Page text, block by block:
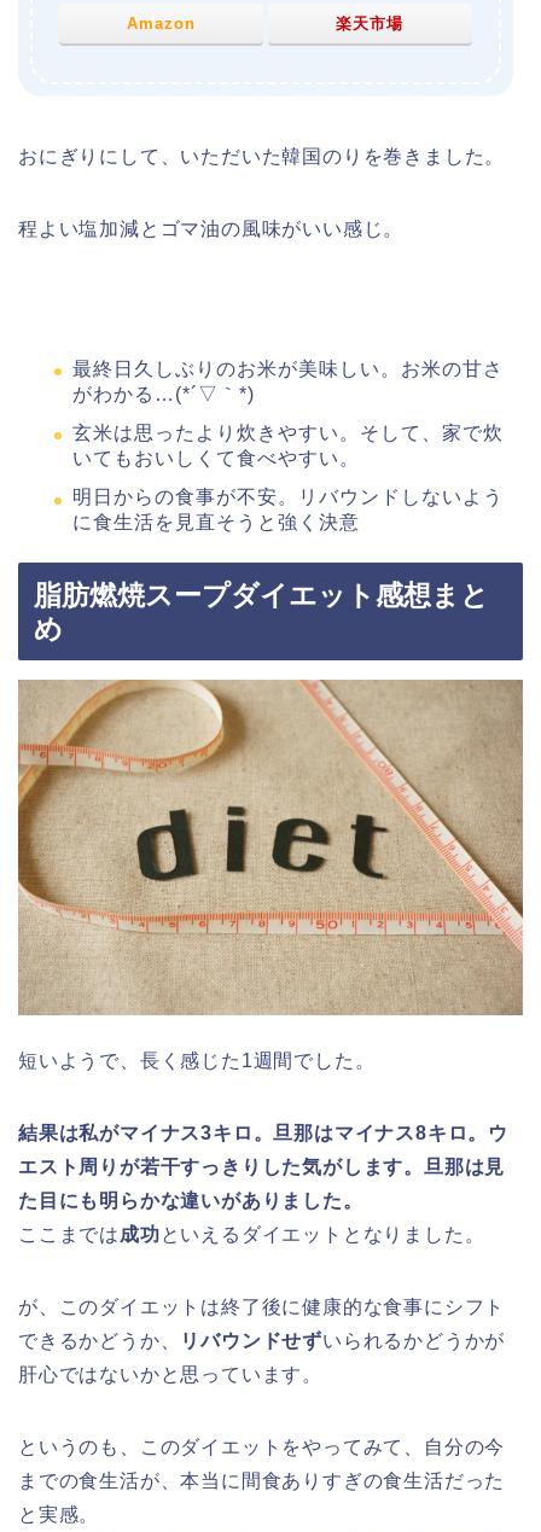
Amazon 楽天市場
おにぎりにして、いただいた韓国のりを巻きました。
程よい塩加減とゴマ油の風味がいい感じ。
最終日 久しぶりのお米が美味しい。お米の甘さ
がわかる…(*´▽｀*)
玄米は思ったより炊きやすい。そして、家で炊
いてもおいしくて食べやすい。
明日からの食事が不安。リバウンドしないよう
に食生活を見直そうと強く決意
脂肪燃焼スープダイエット感想まと
め
短いようで、長く感じた1週間でした。
結果は私がマイナス3キロ。旦那はマイナス8キロ。ウ
エスト周りが若干すっきりした気がします。旦那は見
た目にも明らかな違いがありました。
ここまでは成功といえるダイエットとなりました。
が、このダイエットは終了後に健康的な食事にシフト
できるかどうか、
リバウンドせずいられるかどうかが
肝心ではないかと思っています。
というのも、このダイエットをやってみて、自分の今
までの食生活が、本当に間食ありすぎの食生活だった
と実感。